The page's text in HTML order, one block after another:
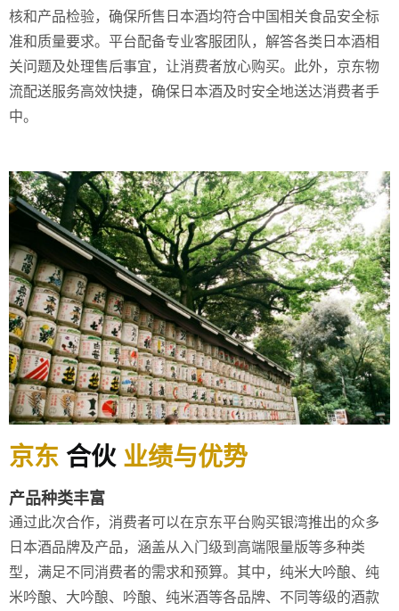
核和产品检验，确保所售日本酒均符合中国相关食品安全标
准和质量要求。平台配备专业客服团队，解答各类日本酒相
关问题及处理售后事宜，让消费者放心购买。此外，京东物
流配送服务高效快捷，确保日本酒及时安全地送达消费者手
中。
京东 合伙 业绩与优势
产品种类丰富
通过此次合作，消费者可以在京东平台购买银湾推出的众多
日本酒品牌及产品，涵盖从入门级到高端限量版等多种类
型，满足不同消费者的需求和预算。其中，纯米大吟酿、纯
米吟酿、大吟酿、吟酿、纯米酒等各品牌、不同等级的酒款